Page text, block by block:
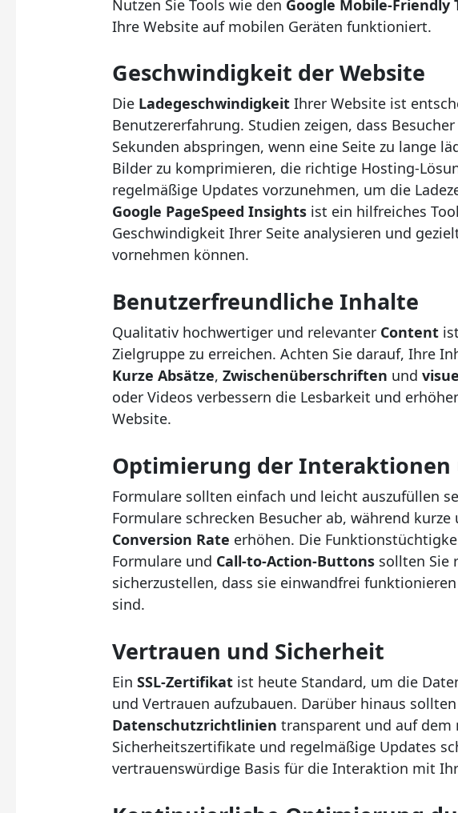
Nutzen Sie Tools wie den Google Mobile-Friendly
Ihre Website auf mobilen Geräten funktioniert.
Geschwindigkeit der Website
Die LadegeschwindigkeitIhrer Website ist
Benutzererfahrung. Studien zeigen, dass
Sekunden abspringen, wenn eine Seite zu lange
Bilder zu komprimieren, die richtige Hosting-
regelmäßige Updates vorzunehmen, um die
Google PageSpeed Insights ist ein hilfreiches
Geschwindigkeit Ihrer Seite analysieren und
vornehmen können.
Benutzerfreundliche Inhalte
Qualitativ hochwertiger und relevanter Content
Zielgruppe zu erreichen. Achten Sie darauf, Ihre
Kurze Absätze,Zwischenüberschriften und
oder Videos verbessern die Lesbarkeit und
Website.
Optimierung der Interaktionen
Formulare sollten einfach und leicht auszufüllen
Formulare schrecken Besucher ab, während
Conversion Rate erhöhen. Die
Formulare und Call-to-Action-Buttons sollten Sie
sicherzustellen, dass sie einwandfrei
sind.
Vertrauen und Sicherheit
EinSSL-Zertifikat ist heute Standard, um die
und Vertrauen aufzubauen. Darüber hinaus
Datenschutzrichtlinien transparent und auf dem
Sicherheitszertifikate und regelmäßige Updates
vertrauenswürdige Basis für die Interaktion mit